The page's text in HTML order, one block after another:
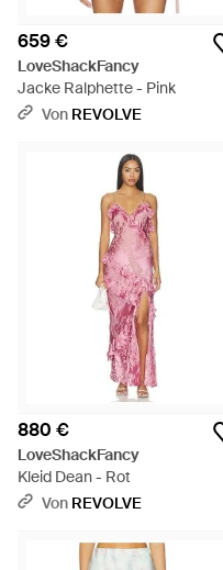
659 €
LoveShackFancy
Jacke Ralphette - Pink
Von REVOLVE
880 €
LoveShackFancy
Kleid Dean - Rot
Von REVOLVE